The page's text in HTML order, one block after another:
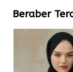
Beraber